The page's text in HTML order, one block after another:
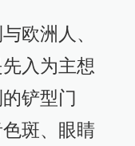
欧洲人、
入为主想
铲型门
斑、眼睛